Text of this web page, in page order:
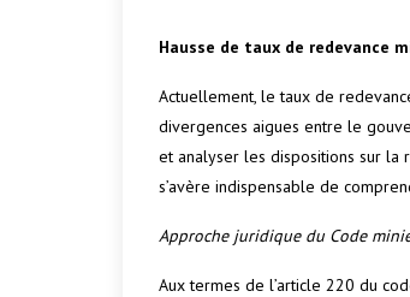
Hausse de taux de redevance
Actuellement, le taux de
divergences aigues entre le
et analyser les dispositions sur la
s’avère indispensable de
Approche juridique du Code
Aux termes de l’article 220 du